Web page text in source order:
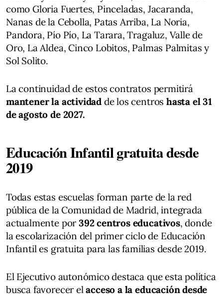
como Gloria Fuertes, Pinceladas, Jacaranda,
Nanas de la Cebolla, Patas Arriba, La Noria,
Pandora, Pío Pío, La Tarara, Tragaluz, Valle de
Oro, La Aldea, Cinco Lobitos, Palmas Palmitas y
Sol Solito.
La continuidad de estos contratos permitirá
mantener la actividad de los centros hasta el 31
de agosto de 2027.
Educación Infantil gratuita desde
2019
Todas estas escuelas forman parte de la red
pública de la Comunidad de Madrid, integrada
actualmente por 392 centros educativos, donde
la escolarización del primer ciclo de Educación
Infantil es gratuita para las familias desde 2019.
El Ejecutivo autonómico destaca que esta política
busca favorecer elacceso a la educación desde